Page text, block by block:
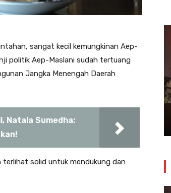
sangat kecil kemungkinan Aep-
politik Aep-Maslani sudah tertuang
Jangka Menengah Daerah
Natala Sumedha:
terlihat solid untuk mendukung dan
Kosambi Jum’at Malam
24 Juli 2026